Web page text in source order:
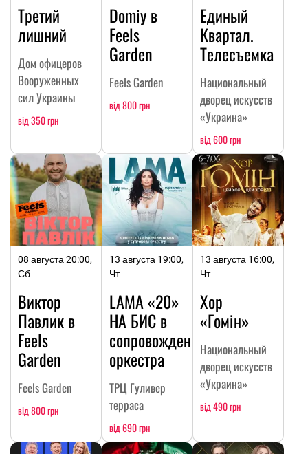
Третий
лишний
Дом офицеров
Вооруженных
сил Украины
від 350 грн
Domiy в
Feels
Garden
Feels Garden
від 800 грн
Единый
Квартал.
Телесъемка
Национальный
дворец искусств
«Украина»
від 600 грн
08 августа 20:00,
Сб
Виктор
Павлик в
Feels
Garden
Feels Garden
від 800 грн
13 августа 19:00,
Чт
LAMA «20»
НА БИC в
сопровождении
оркестра
ТРЦ Гуливер
терраса
від 690 грн
13 августа 16:00,
Чт
Хор
«Гомін»
Национальный
дворец искусств
«Украина»
від 490 грн